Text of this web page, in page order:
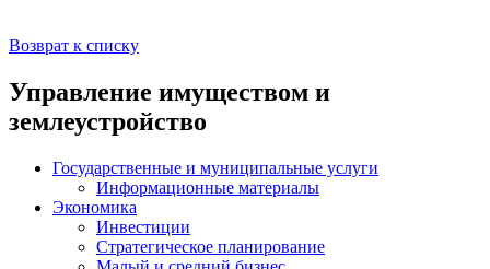
Возврат к списку
Управление имуществом и
землеустройство
Государственные и муниципальные услуги
Информационные материалы
Экономика
Инвестиции
Стратегическое планирование